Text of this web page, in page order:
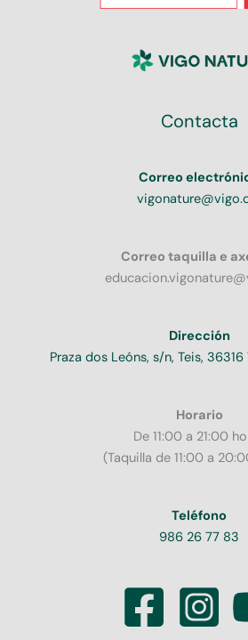
Contacta
Correo
Correo taquilla e
Dirección
Praza dos Leóns, s/n, Teis,
Horario
De 11:00 a 21:00
(Taquilla de 11:00 a
Teléfono
986 26 77 83